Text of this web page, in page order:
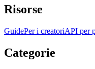
Risorse
GuidePer i creatoriAPI per
Categorie